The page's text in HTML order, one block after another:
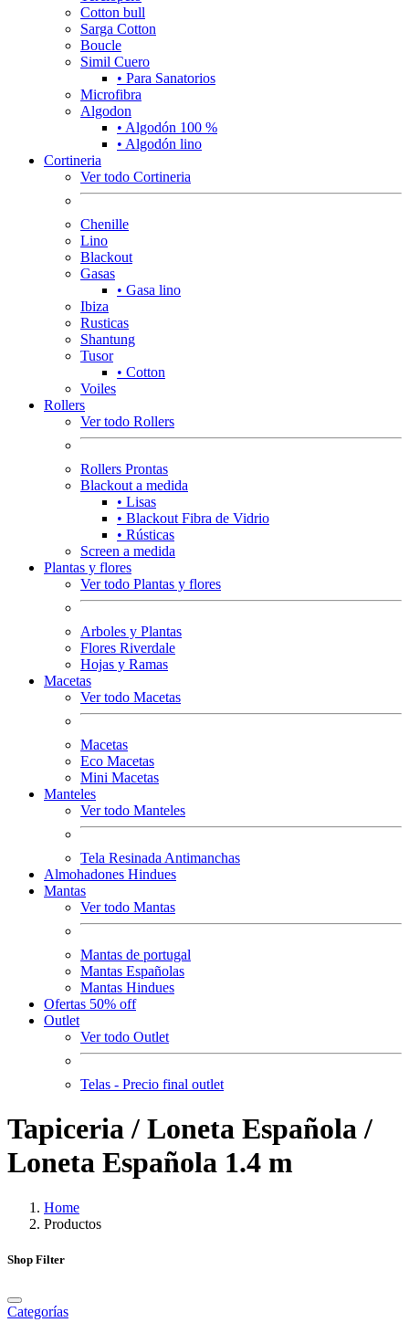
Cotton bull
Sarga Cotton
Boucle
Simil Cuero
• Para Sanatorios
Microfibra
Algodon
• Algodón 100 %
• Algodón lino
Cortineria
Ver todo Cortineria
Chenille
Lino
Blackout
Gasas
• Gasa lino
Ibiza
Rusticas
Shantung
Tusor
• Cotton
Voiles
Rollers
Ver todo Rollers
Rollers Prontas
Blackout a medida
• Lisas
• Blackout Fibra de Vidrio
• Rústicas
Screen a medida
Plantas y flores
Ver todo Plantas y flores
Arboles y Plantas
Flores Riverdale
Hojas y Ramas
Macetas
Ver todo Macetas
Macetas
Eco Macetas
Mini Macetas
Manteles
Ver todo Manteles
Tela Resinada Antimanchas
Almohadones Hindues
Mantas
Ver todo Mantas
Mantas de portugal
Mantas Españolas
Mantas Hindues
Ofertas 50% off
Outlet
Ver todo Outlet
Telas - Precio final outlet
Tapiceria / Loneta Española /
Loneta Española 1.4 m
Home
Productos
Shop Filter
Categorías